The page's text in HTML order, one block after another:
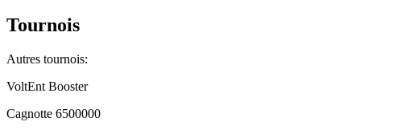
Tournois
Autres tournois:
VoltEnt Booster
Cagnotte 6500000